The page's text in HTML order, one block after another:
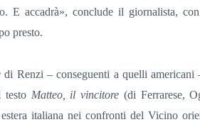
E accadrà», conclude il giornalista,
presto.
di Renzi – conseguenti a quelli americani
testo Matteo, il vincitore (di Ferrarese,
italiana nei confronti del Vicino